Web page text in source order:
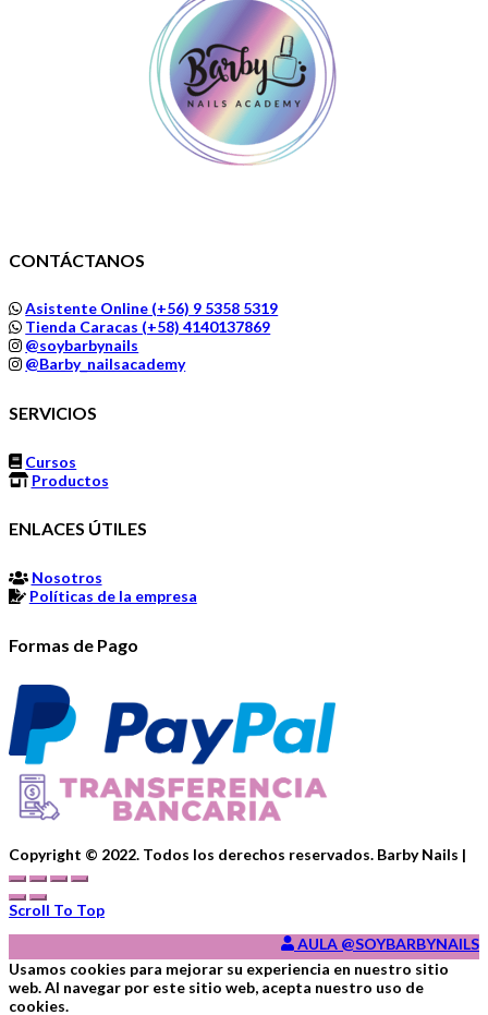
CONTÁCTANOS
Asistente Online (+56) 9 5358 5319
Tienda Caracas (+58) 4140137869
@soybarbynails
@Barby_nailsacademy
SERVICIOS
Cursos
Productos
ENLACES ÚTILES
Nosotros
Políticas de la empresa
Formas de Pago
Copyright ©️ 2022. Todos los derechos reservados. Barby Nails |
Scroll To Top
AULA @SOYBARBYNAILS
Usamos cookies para mejorar su experiencia en nuestro sitio
web. Al navegar por este sitio web, acepta nuestro uso de
cookies.